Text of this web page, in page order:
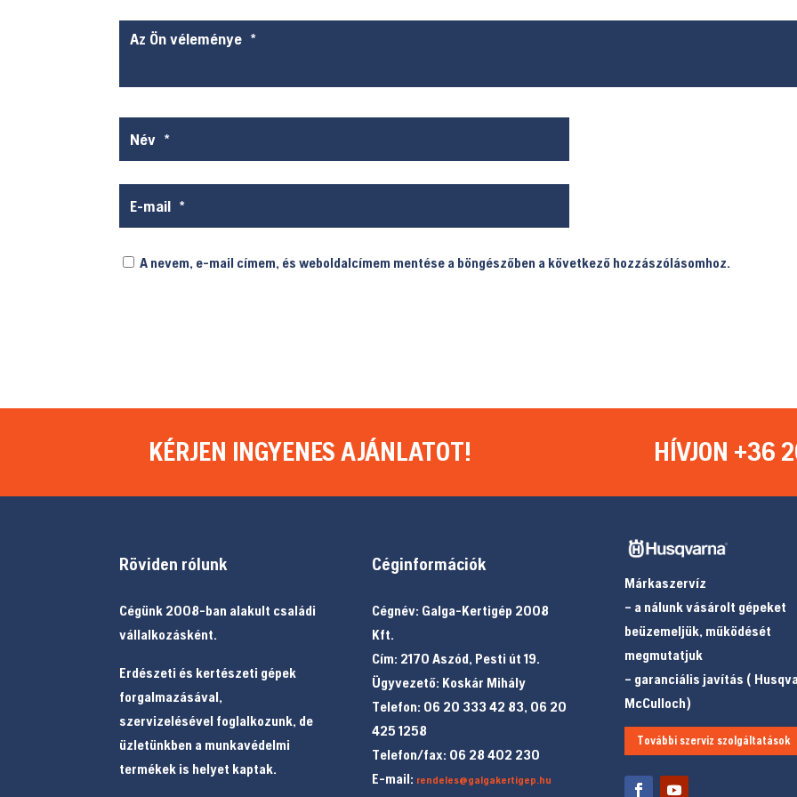
A nevem, e-mail címem, és weboldalcímem mentése a böngészőben a következő hozzászólásomhoz.
KÉRJEN INGYENES AJÁNLATOT! HÍVJON +36
Röviden rólunk
Cégünk 2008-ban alakult családi
vállalkozásként.
Erdészeti és kertészeti gépek
forgalmazásával,
szervizelésével foglalkozunk, de
üzletünkben a munkavédelmi
termékek is helyet kaptak.
Céginformációk
Cégnév: Galga-Kertigép 2008
Kft.
Cím: 2170 Aszód, Pesti út 19.
Ügyvezető: Koskár Mihály
Telefon: 06 20 333 42 83, 06 20
425 1258
Telefon/fax: 06 28 402 230
E-mail: rendeles@galgakertigep.hu
Márkaszervíz
– a nálunk vásárolt gépeket
beüzemeljük, működését
megmutatjuk
– garanciális javítás (
McCulloch)
További szerviz szolgáltatások